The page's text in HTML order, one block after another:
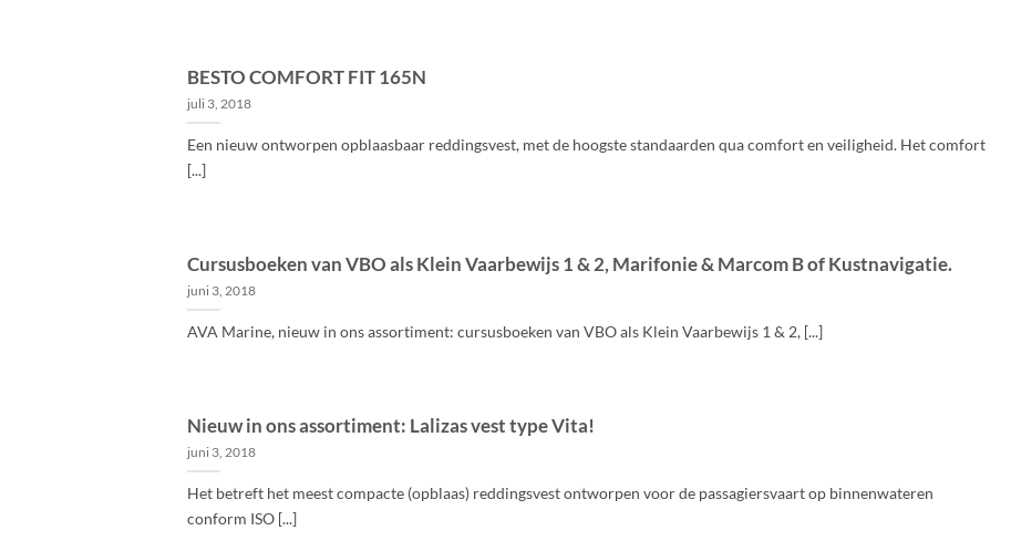
BESTO COMFORT FIT 165N
juli 3, 2018
Een nieuw ontworpen opblaasbaar reddingsvest, met de hoogste standaarden qua comfort en veiligheid. Het comfort
[...]
Cursusboeken van VBO als Klein Vaarbewijs 1 & 2, Marifonie & Marcom B of Kustnavigatie.
juni 3, 2018
AVA Marine, nieuw in ons assortiment: cursusboeken van VBO als Klein Vaarbewijs 1 & 2, [...]
Nieuw in ons assortiment: Lalizas vest type Vita!
juni 3, 2018
Het betreft het meest compacte (opblaas) reddingsvest ontworpen voor de passagiersvaart op binnenwateren
conform ISO [...]